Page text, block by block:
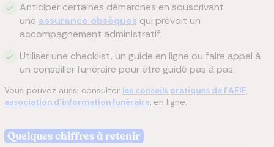
Anticiper certaines démarches en souscrivant
une assurance obsèques qui prévoit un
accompagnement administratif.
Utiliser une checklist, un guide en ligne ou faire appel à
un conseiller funéraire pour être guidé pas à pas.
Vous pouvez aussi consulter les conseils pratiques de l’AFIF,
association d’information funéraire, en ligne.
Quelques chiffres à retenir